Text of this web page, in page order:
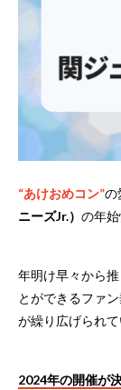
“あけおめコン”の
ニーズJr.） の年
年明け早々から
とができるファ
が繰り広げられて
2024年の開催が